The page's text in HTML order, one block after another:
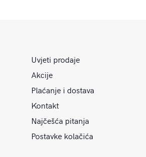
Uvjeti prodaje
Akcije
Plaćanje i dostava
Kontakt
Najčešća pitanja
Postavke kolačića